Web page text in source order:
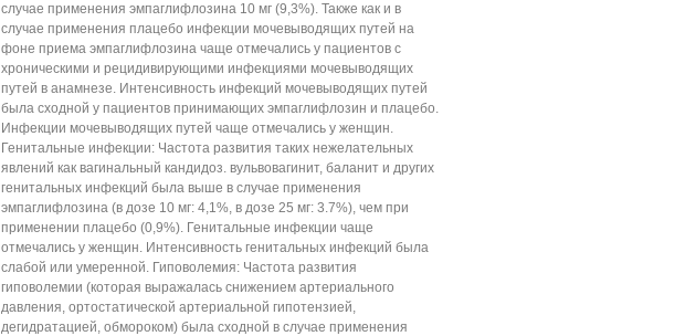
случае применения эмпаглифлозина 10 мг (9,3%). Также как и в
случае применения плацебо инфекции мочевыводящих путей на
фоне приема эмпаглифлозина чаще отмечались у пациентов с
хроническими и рецидивирующими инфекциями мочевыводящих
путей в анамнезе. Интенсивность инфекций мочевыводящих путей
была сходной у пациентов принимающих эмпаглифлозин и плацебо.
Инфекции мочевыводящих путей чаще отмечались у женщин.
Генитальные инфекции: Частота развития таких нежелательных
явлений как вагинальный кандидоз. вульвовагинит, баланит и других
генитальных инфекций была выше в случае применения
эмпаглифлозина (в дозе 10 мг: 4,1%, в дозе 25 мг: 3.7%), чем при
применении плацебо (0,9%). Генитальные инфекции чаще
отмечались у женщин. Интенсивность генитальных инфекций была
слабой или умеренной. Гиповолемия: Частота развития
гиповолемии (которая выражалась снижением артериального
давления, ортостатической артериальной гипотензией,
дегидратацией, обмороком) была сходной в случае применения